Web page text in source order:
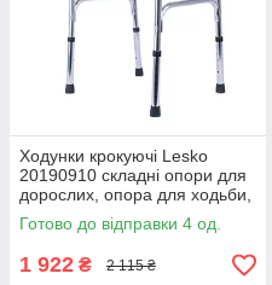
Ходунки крокуючі Lesko
20190910 складні опори для
дорослих, опора для ходьби,
для літніх людей
Готово до відправки 4 од.
1 922 ₴ 2 115 ₴